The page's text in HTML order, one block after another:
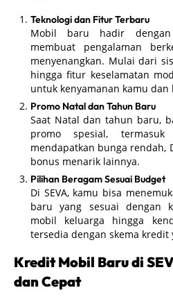
Teknologi dan Fitur Terbaru
Mobil baru hadir
membuat pengalaman
menyenangkan. Mulai dari
hingga fitur keselamatan
untuk kenyamanan kamu dan
Promo Natal dan Tahun Baru
Saat Natal dan tahun baru,
promo spesial,
mendapatkan bunga rendah,
bonus menarik lainnya.
Pilihan Beragam Sesuai Budget
Di SEVA, kamu bisa
baru yang sesuai dengan
mobil keluarga hingga
tersedia dengan skema kredit
Kredit Mobil Baru di
dan Cepat